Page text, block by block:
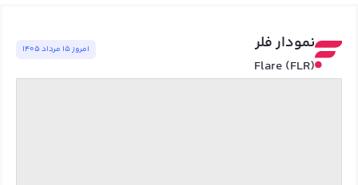
نمودار فلر
Flare (FLR)
امروز ١٥ مرداد ١٤٠٥